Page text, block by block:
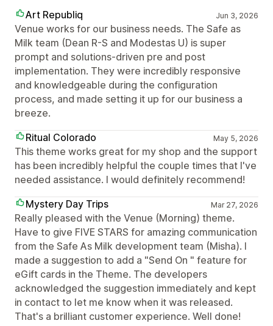
Art Republiq Jun 3, 2026
Venue works for our business needs. The Safe as
Milk team (Dean R-S and Modestas U) is super
prompt and solutions-driven pre and post
implementation. They were incredibly responsive
and knowledgeable during the configuration
process, and made setting it up for our business a
breeze.
Ritual Colorado
May 5, 2026
This theme works great for my shop and the support
has been incredibly helpful the couple times that I've
needed assistance. I would definitely recommend!
Mystery Day Trips
Mar 27, 2026
Really pleased with the Venue (Morning) theme.
Have to give FIVE STARS for amazing communication
from the Safe As Milk development team (Misha). I
made a suggestion to add a "Send On " feature for
eGift cards in the Theme. The developers
acknowledged the suggestion immediately and kept
in contact to let me know when it was released.
That's a brilliant customer experience. Well done!